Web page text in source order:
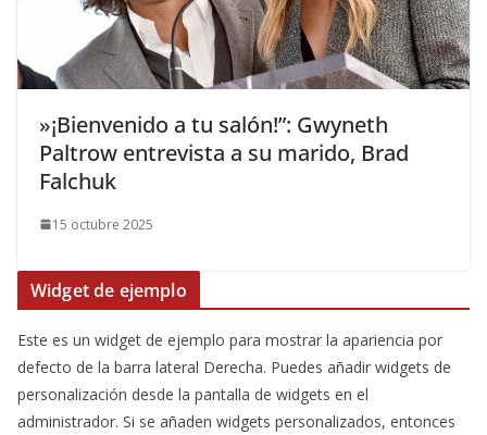
​»¡Bienvenido a tu salón!”: Gwyneth
Paltrow entrevista a su marido, Brad
Falchuk
15 octubre 2025
Widget de ejemplo
Este es un widget de ejemplo para mostrar la apariencia por
defecto de la barra lateral Derecha. Puedes añadir widgets de
personalización desde la pantalla de widgets en el
administrador. Si se añaden widgets personalizados, entonces